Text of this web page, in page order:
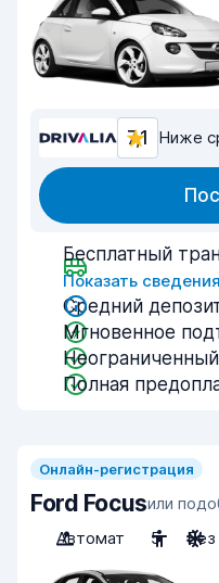
7,1 Ниже
Бесплатный
Показать
Средний
Мгновенное
Полная
Онлайн-регистрация
Ford Focusили
Автомат
5 Без